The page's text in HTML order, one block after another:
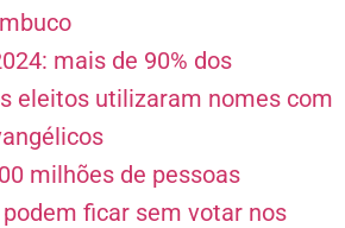
mais de 90% dos
eleitos utilizaram nomes com
milhões de pessoas
ficar sem votar nos